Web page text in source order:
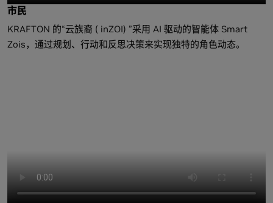
市民
KRAFTON 的“云族裔 ( inZOI) ”采用 AI 驱动的智能体 Smart
Zois，通过规划、行动和反思决策来实现独特的角色动态。